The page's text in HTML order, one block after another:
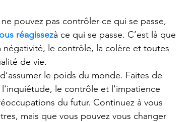
pouvez pas contrôler ce qui se passe,
réagissezà ce qui se passe. C’est là que
le contrôle, la colère et toutes
de vie.
le poids du monde. Faites de
l'inquiétude, le contrôle et l'impatience
du futur. Continuez à vous
mais que vous pouvez vous changer